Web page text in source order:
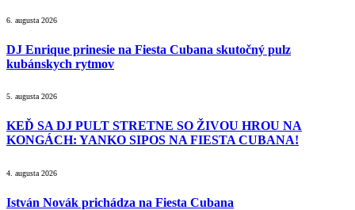
6. augusta 2026
DJ Enrique prinesie na Fiesta Cubana skutočný pulz
kubánskych rytmov
5. augusta 2026
KEĎ SA DJ PULT STRETNE SO ŽIVOU HROU NA
KONGÁCH: YANKO SIPOS NA FIESTA CUBANA!
4. augusta 2026
István Novák prichádza na Fiesta Cubana